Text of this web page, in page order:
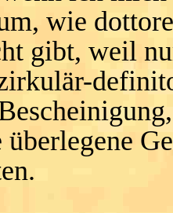
wie
gibt, weil